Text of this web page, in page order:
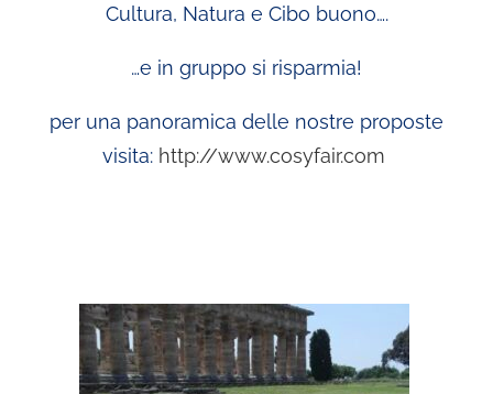
Cultura, Natura e Cibo buono….
…e in gruppo si risparmia!
per una panoramica delle nostre proposte
visita: http://www.cosyfair.com